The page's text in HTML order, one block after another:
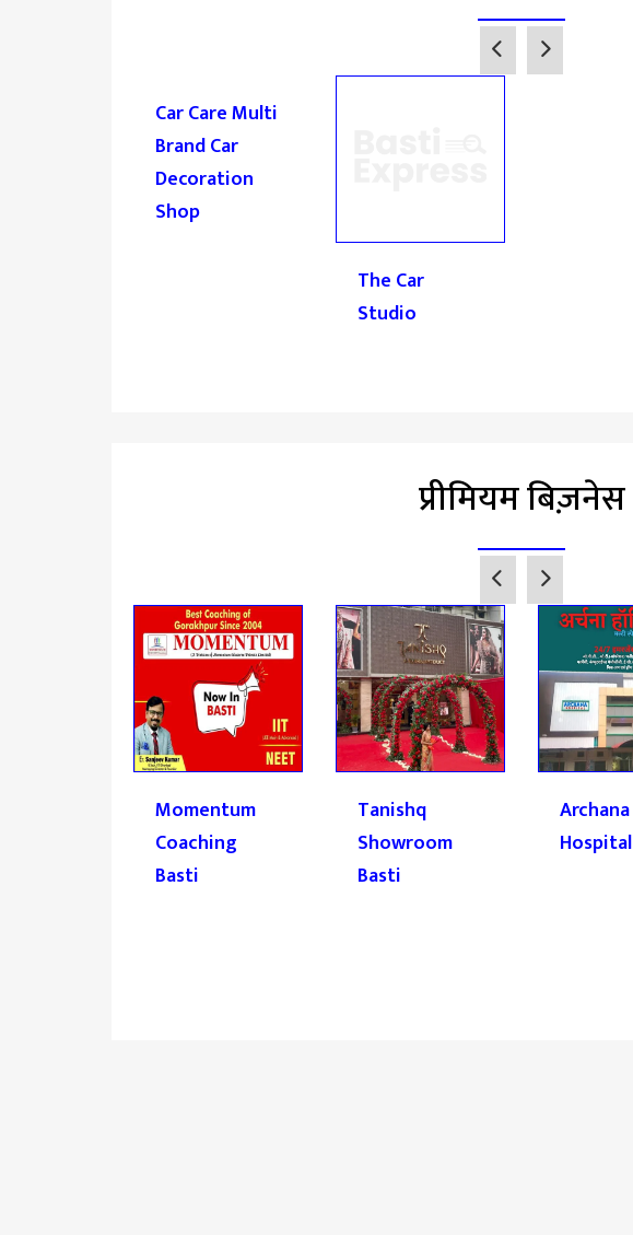
Car Care Multi
Brand Car
Decoration
Shop
The Car
Studio
प्रीमियम बिज़नेस
Momentum
Coaching
Basti
Tanishq
Showroom
Basti
Archana
Hospital